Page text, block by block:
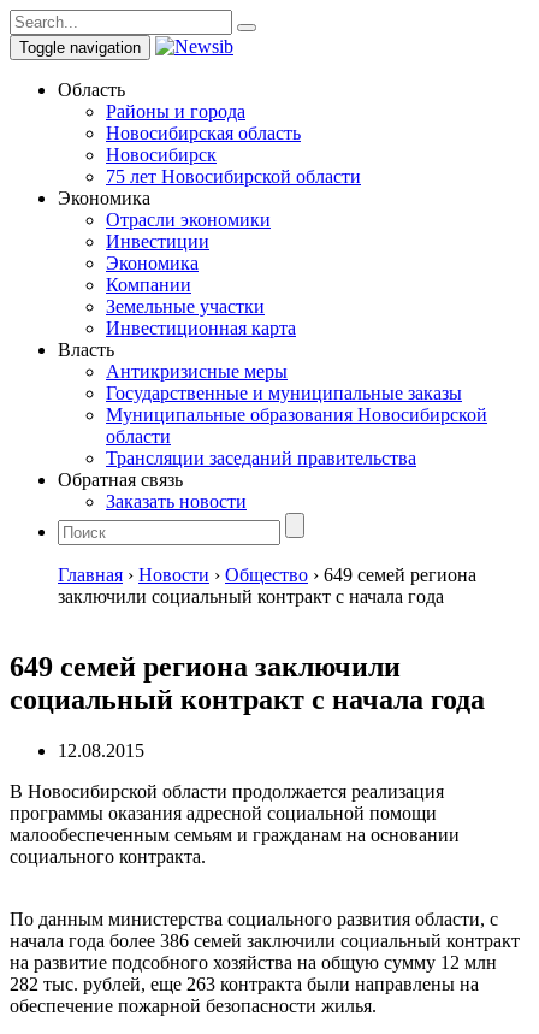
Toggle navigation
Область
Районы и города
Новосибирская область
Новосибирск
75 лет Новосибирской области
Экономика
Отрасли экономики
Инвестиции
Экономика
Компании
Земельные участки
Инвестиционная карта
Власть
Антикризисные меры
Государственные и муниципальные заказы
Муниципальные образования Новосибирской
области
Трансляции заседаний правительства
Обратная связь
Заказать новости
Главная › Новости › Общество › 649 семей региона
заключили социальный контракт с начала года
649 семей региона заключили
социальный контракт с начала года
12.08.2015
В Новосибирской области продолжается реализация
программы оказания адресной социальной помощи
малообеспеченным семьям и гражданам на основании
социального контракта.
По данным министерства социального развития области, с
начала года более 386 семей заключили социальный контракт
на развитие подсобного хозяйства на общую сумму 12 млн
282 тыс. рублей, еще 263 контракта были направлены на
обеспечение пожарной безопасности жилья.